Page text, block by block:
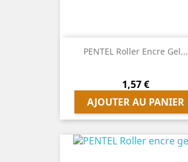
PENTEL Roller Encre Gel...
Prix
1,57 €
AJOUTER AU PANIER